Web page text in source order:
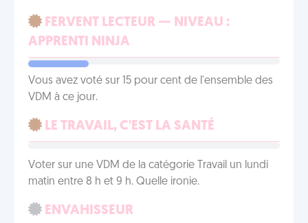
FERVENT LECTEUR — NIVEAU :
APPRENTI NINJA
Vous avez voté sur 15 pour cent de l'ensemble des
VDM à ce jour.
LE TRAVAIL, C'EST LA SANTÉ
Voter sur une VDM de la catégorie Travail un lundi
matin entre 8 h et 9 h. Quelle ironie.
ENVAHISSEUR